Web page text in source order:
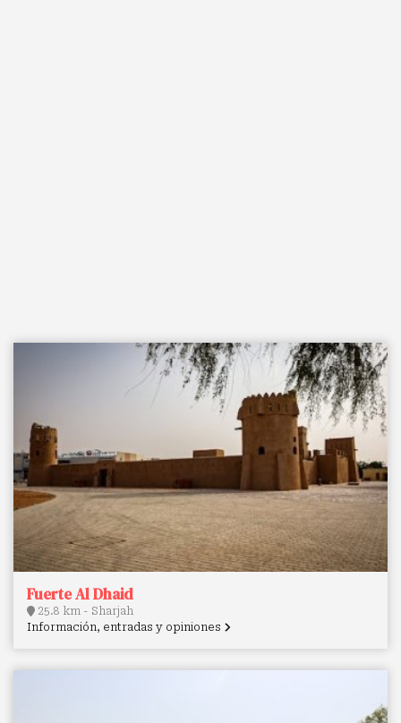
Fuerte Al Dhaid
25.8 km - Sharjah
Información, entradas y opiniones